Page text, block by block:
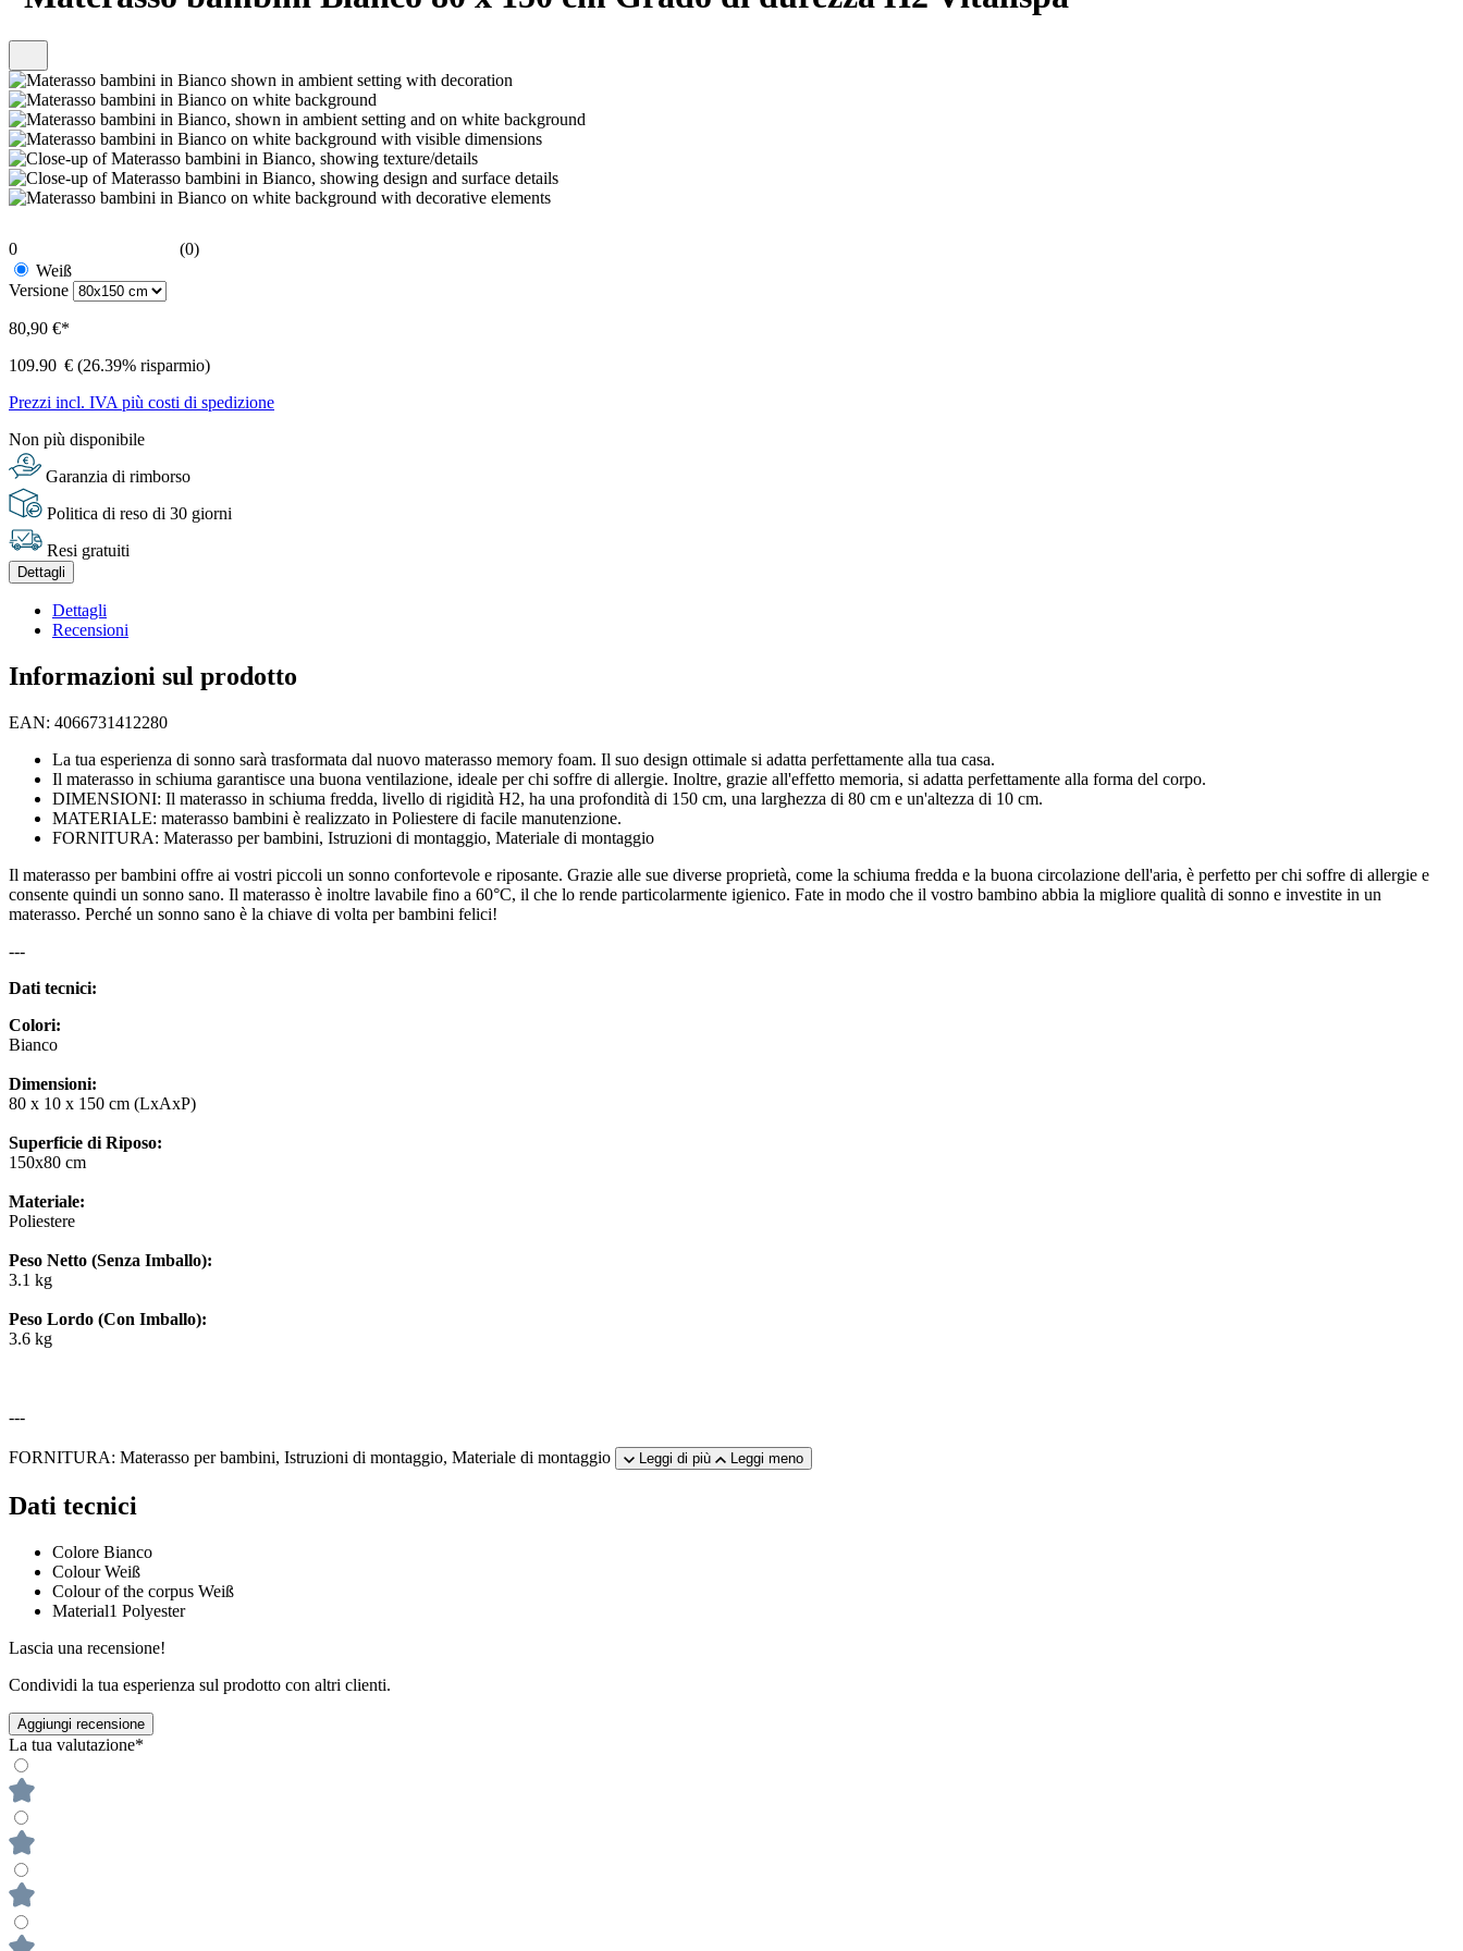
0
(0)
Weiß
Versione
80,90 €*
109.90 € (26.39% risparmio)
Prezzi incl. IVA più costi di spedizione
Non più disponibile
Garanzia di rimborso
Politica di reso di 30 giorni
Resi gratuiti
Dettagli
Dettagli
Recensioni
Informazioni sul prodotto
EAN: 4066731412280
La tua esperienza di sonno sarà trasformata dal nuovo materasso memory foam. Il suo design ottimale si adatta perfettamente alla tua casa.
Il materasso in schiuma garantisce una buona ventilazione, ideale per chi soffre di allergie. Inoltre, grazie all'effetto memoria, si adatta perfettamente alla forma del corpo.
DIMENSIONI: Il materasso in schiuma fredda, livello di rigidità H2, ha una profondità di 150 cm, una larghezza di 80 cm e un'altezza di 10 cm.
MATERIALE: materasso bambini è realizzato in Poliestere di facile manutenzione.
FORNITURA: Materasso per bambini, Istruzioni di montaggio, Materiale di montaggio
Il materasso per bambini offre ai vostri piccoli un sonno confortevole e riposante. Grazie alle sue diverse proprietà, come la schiuma fredda e la buona circolazione dell'aria, è perfetto per chi soffre di allergie e
consente quindi un sonno sano. Il materasso è inoltre lavabile fino a 60°C, il che lo rende particolarmente igienico. Fate in modo che il vostro bambino abbia la migliore qualità di sonno e investite in un
materasso. Perché un sonno sano è la chiave di volta per bambini felici!
---
Dati tecnici:
Colori:
Bianco
Dimensioni:
80 x 10 x 150 cm (LxAxP)
Superficie di Riposo:
150x80 cm
Materiale:
Poliestere
Peso Netto (Senza Imballo):
3.1 kg
Peso Lordo (Con Imballo):
3.6 kg
---
FORNITURA: Materasso per bambini, Istruzioni di montaggio, Materiale di montaggio Leggi di più Leggi meno
Dati tecnici
Colore Bianco
Colour Weiß
Colour of the corpus Weiß
Material1 Polyester
Lascia una recensione!
Condividi la tua esperienza sul prodotto con altri clienti.
Aggiungi recensione
La tua valutazione*